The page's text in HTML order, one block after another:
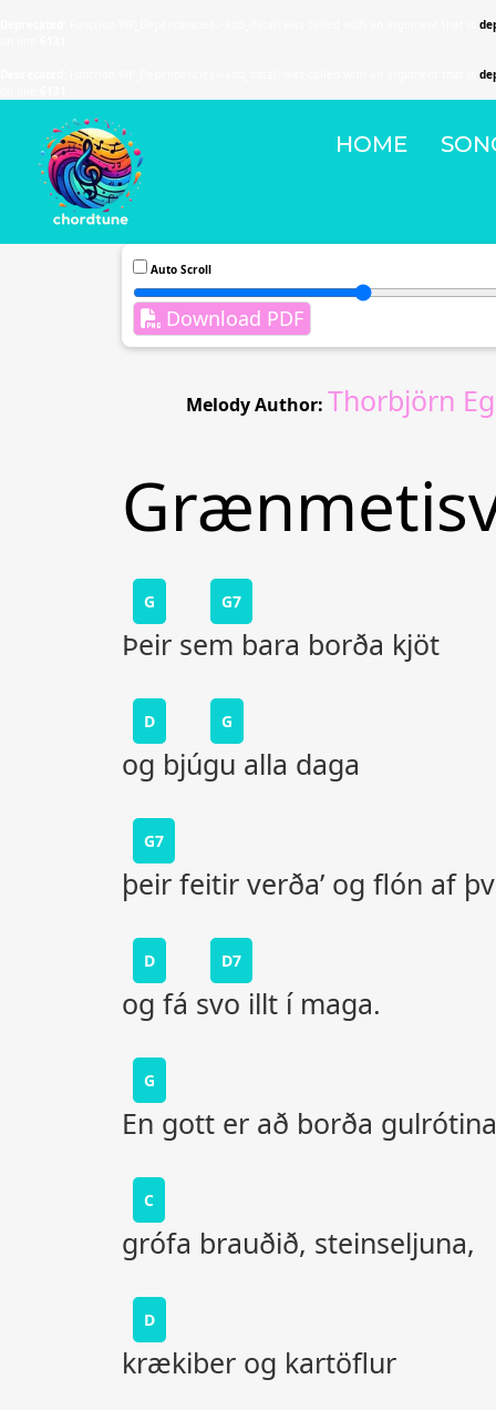
HOME
Auto Scroll
Download PDF
Melody Author: Thorbjörn
G G7
Þeir sem bara borða kjöt
D G
og bjúgu alla daga
G7
þeir feitir verða’ og flón af
D D7
og fá svo illt í maga.
G
En gott er að borða
C
grófa brauðið, steinseljuna,
D
krækiber og kartöflur